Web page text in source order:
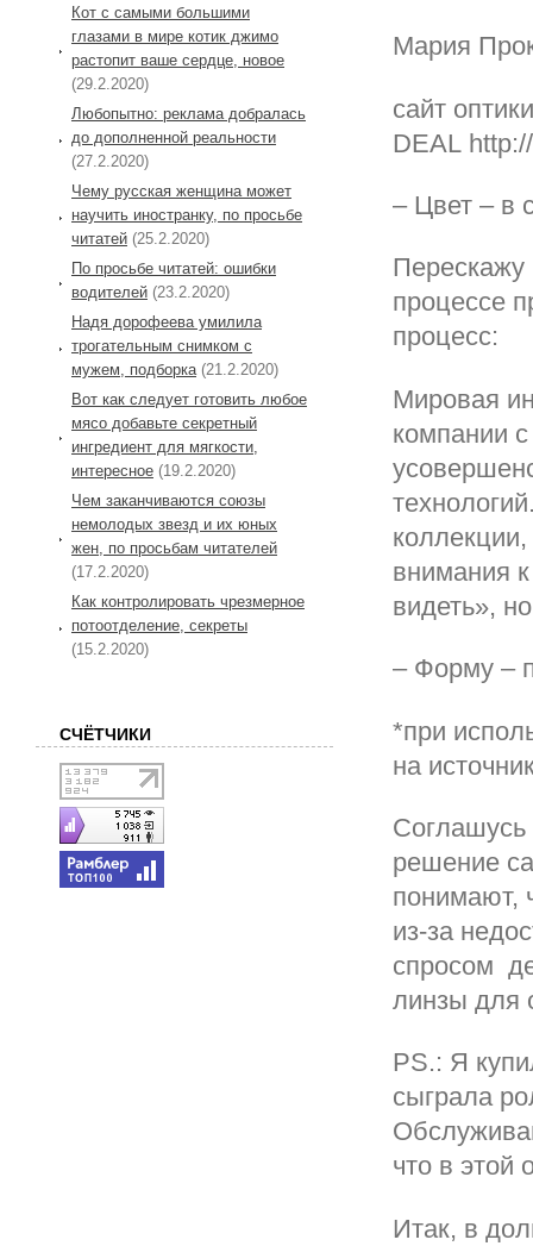
Мария
сайт
DEAL
– Цвет – в
Перескажу
процессе
процесс:
Мировая
компании
внимания
видеть»,
– Форму –
*при
на
Соглашусь
решение
понимают,
из-за
спросом
линзы для
PS.: Я
сыграла
что в этой
Итак, в
Кот с самыми большими
глазами в мире котик джимо
растопит ваше сердце, новое
(29.2.2020)
Любопытно: реклама добралась
до дополненной реальности
(27.2.2020)
Чему русская женщина может
научить иностранку, по просьбе
читатей (25.2.2020)
По просьбе читатей: ошибки
водителей (23.2.2020)
Надя дорофеева умилила
трогательным снимком с
мужем, подборка (21.2.2020)
Вот как следует готовить любое
мясо добавьте секретный
ингредиент для мягкости,
интересное (19.2.2020)
Чем заканчиваются союзы
немолодых звезд и их юных
жен, по просьбам читателей
(17.2.2020)
Как контролировать чрезмерное
потоотделение, секреты
(15.2.2020)
СЧЁТЧИКИ